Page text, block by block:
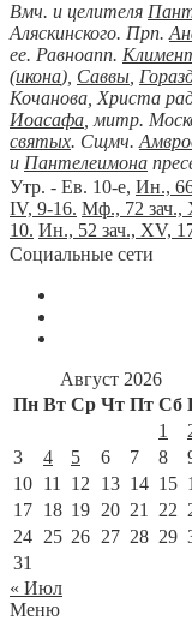
Вмч. и целителя
Аляскинского. Прп.
ее. Равноапп.
(икона), Саввы
Кочанова, Христа
Иоасафа , митр.
святых. Сщмч.
и Пантелеимона
Утр. - Ев. 10-е, Ин.,
IV, 9-16. Мф., 72 зач.,
10. Ин., 52 зач., XV,
Социальные сети
Август 2026
Пн Вт Ср Чт Пт Сб
1
3
4 5 6 7 8
10 11 12 13 14 15
17 18 19 20 21 22
24 25 26 27 28 29
31
« Июл
Меню